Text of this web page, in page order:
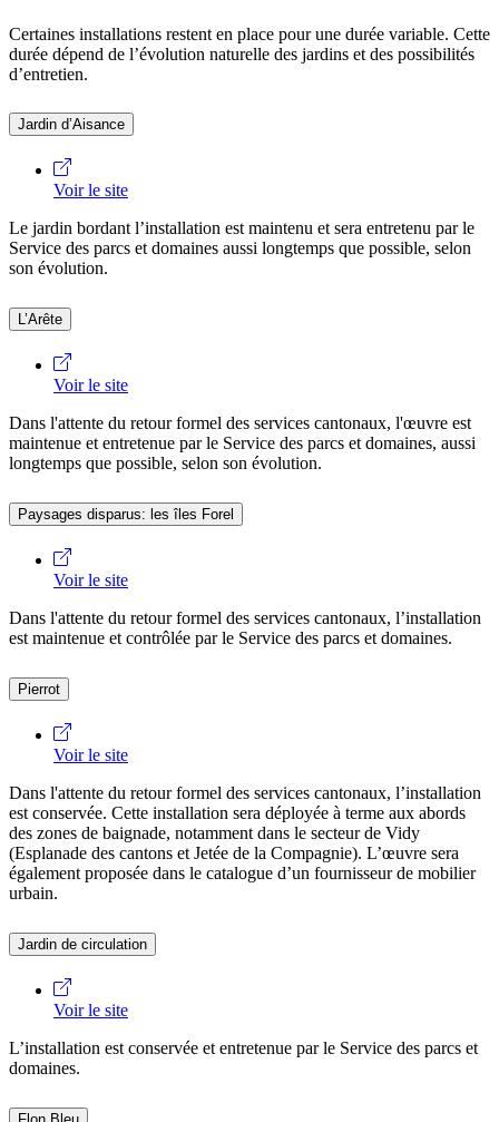
Certaines installations restent en place pour une durée variable. Cette
durée dépend de l’évolution naturelle des jardins et des possibilités
d’entretien.
Jardin d’Aisance
Voir le site
Le jardin bordant l’installation est maintenu et sera entretenu par le
Service des parcs et domaines aussi longtemps que possible, selon
son évolution.
L’Arête
Voir le site
Dans l'attente du retour formel des services cantonaux, l'œuvre est
maintenue et entretenue par le Service des parcs et domaines, aussi
longtemps que possible, selon son évolution.
Paysages disparus: les îles Forel
Voir le site
Dans l'attente du retour formel des services cantonaux, l’installation
est maintenue et contrôlée par le Service des parcs et domaines.
Pierrot
Voir le site
Dans l'attente du retour formel des services cantonaux, l’installation
est conservée. Cette installation sera déployée à terme aux abords
des zones de baignade, notamment dans le secteur de Vidy
(Esplanade des cantons et Jetée de la Compagnie). L’œuvre sera
également proposée dans le catalogue d’un fournisseur de mobilier
urbain.
Jardin de circulation
Voir le site
L’installation est conservée et entretenue par le Service des parcs et
domaines.
Flon Bleu